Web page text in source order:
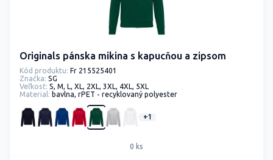
Originals pánska mikina s kapucňou a zipsom
Kód produktu: Fr 215525401
Značka: SG
Veľkosť: S, M, L, XL, 2XL, 3XL, 4XL, 5XL
Material: bavlna, rPET - recyklovaný polyester
+1
0 ks